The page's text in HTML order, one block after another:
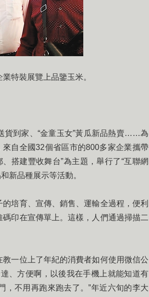
特裝展覽上品鑒玉米。
到家、“金童玉女”黃瓜新品熱賣……為
自全國32個省區市的800多家企業攜帶
搭建豐收舞台”為主題，舉行了“互聯網
新品種展示等活動。
培育、宣傳、銷售、運輸全過程，便利
印在宣傳單上。這樣，人們通過掃描二
一位上了年紀的消費者如何使用微信公
、方便啊，以後我在手機上就能知道有
，不用再跑來跑去了。”年近六旬的李大